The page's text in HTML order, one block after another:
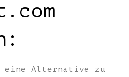
eine Alternative zu